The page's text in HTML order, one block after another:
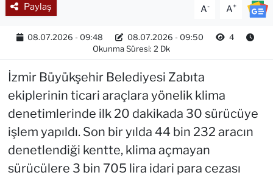
Paylaş A- A+
08.07.2026 - 09:48 08.07.2026 - 09:50
4
Okunma Süresi: 2 Dk
İzmir Büyükşehir Belediyesi Zabıta
ekiplerinin ticari araçlara yönelik klima
denetimlerinde ilk 20 dakikada 30 sürücüye
işlem yapıldı. Son bir yılda 44 bin 232 aracın
denetlendiği kentte, klima açmayan
sürücülere 3 bin 705 lira idari para cezası